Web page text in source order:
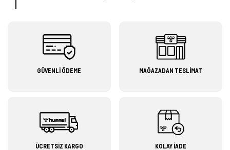
GÜVENLİ ÖDEME MAĞAZADAN TESLİMAT
ÜCRETSİZ KARGO
KOLAY İADE